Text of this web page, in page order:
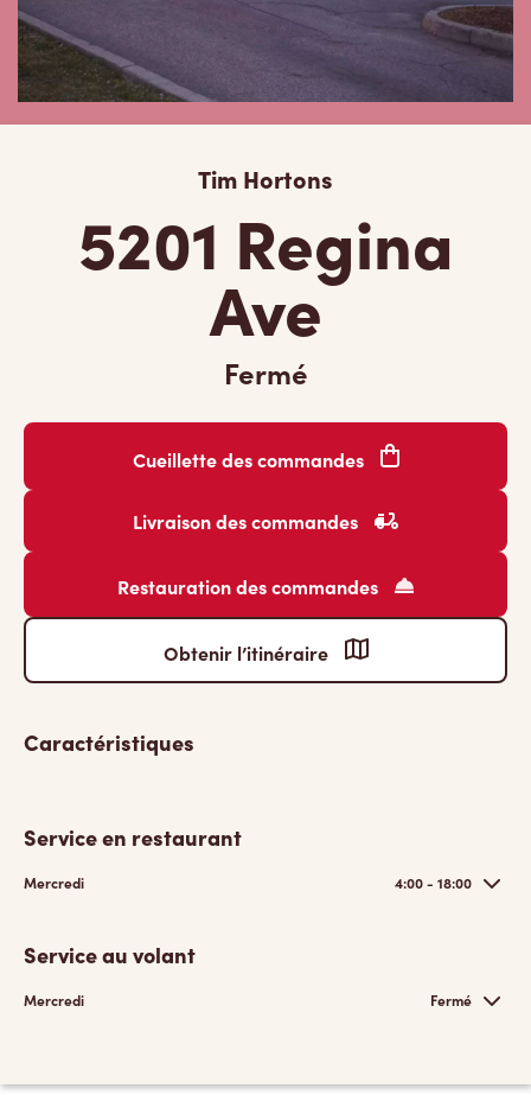
Tim Hortons
5201 Regina
Ave
Fermé
Cueillette des commandes
Livraison des commandes
Restauration des commandes
Obtenir l’itinéraire
Caractéristiques
Service en restaurant
Mercredi 4:00 - 18:00
Service au volant
Mercredi Fermé